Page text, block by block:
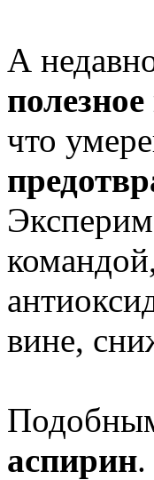
А
что
вине,
аспирин.